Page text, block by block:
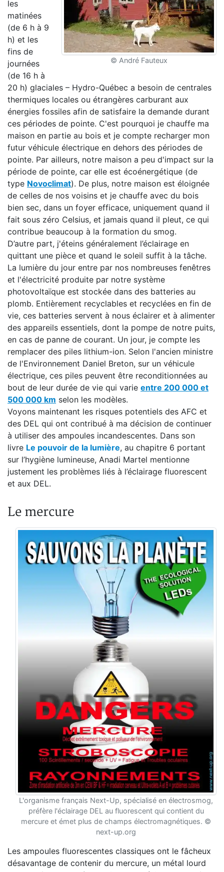
© André Fauteux
les
matinées
(de 6 h à 9
h) et les
fins de
journées
(de 16 h à
20 h) glaciales – Hydro-Québec a besoin de centrales
thermiques locales ou étrangères carburant aux
énergies fossiles afin de satisfaire la demande durant
ces périodes de pointe. C'est pourquoi je chauffe ma
maison en partie au bois et je compte recharger mon
futur véhicule électrique en dehors des périodes de
pointe. Par ailleurs, notre maison a peu d'impact sur la
période de pointe, car elle est écoénergétique (de
type Novoclimat). De plus, notre maison est éloignée
de celles de nos voisins et je chauffe avec du bois
bien sec, dans un foyer efficace, uniquement quand il
fait sous zéro Celsius, et jamais quand il pleut, ce qui
contribue beaucoup à la formation du smog.
D’autre part, j'éteins généralement l’éclairage en
quittant une pièce et quand le soleil suffit à la tâche.
La lumière du jour entre par nos nombreuses fenêtres
et l'électricité produite par notre système
photovoltaïque est stockée dans des batteries au
plomb. Entièrement recyclables et recyclées en fin de
vie, ces batteries servent à nous éclairer et à alimenter
des appareils essentiels, dont la pompe de notre puits,
en cas de panne de courant. Un jour, je compte les
remplacer des piles lithium-ion. Selon l'ancien ministre
de l'Environnement Daniel Breton, sur un véhicule
électrique, ces piles peuvent être reconditionnées au
bout de leur durée de vie qui varie entre 200 000 et
500 000 km selon les modèles.
Voyons maintenant les risques potentiels des AFC et
des DEL qui ont contribué à ma décision de continuer
à utiliser des ampoules incandescentes. Dans son
livre Le pouvoir de la lumière, au chapitre 6 portant
sur l’hygiène lumineuse, Anadi Martel mentionne
justement les problèmes liés à l’éclairage fluorescent
et aux DEL.
Le mercure
L'organisme français Next-Up, spécialisé en électrosmog,
préfère l'éclairage DEL au fluorescent qui contient du
mercure et émet plus de champs électromagnétiques. ©
next-up.org
Les ampoules fluorescentes classiques ont le fâcheux
désavantage de contenir du mercure, un métal lourd